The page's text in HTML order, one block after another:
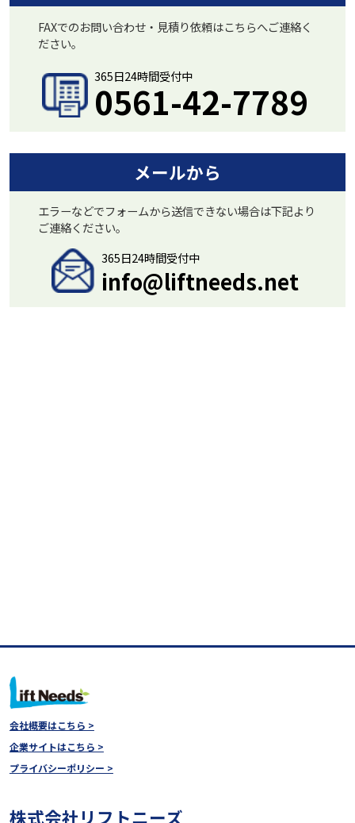
FAXでのお問い合わせ・見積り依頼はこちらへご連絡く
ださい。
365日24時間受付中
0561-42-7789
メールから
エラーなどでフォームから送信できない場合は下記より
ご連絡ください。
365日24時間受付中
info@liftneeds.net
会社概要はこちら >
企業サイトはこちら >
プライバシーポリシー >
株式会社リフトニーズ